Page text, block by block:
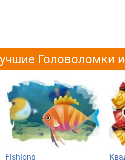
Головоломки
Fishjong